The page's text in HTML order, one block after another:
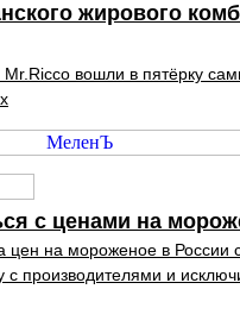
жирового
вошли в пятёрку
с ценами на
цен на мороженое в России
с производителями и